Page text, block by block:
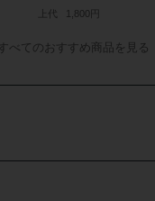
上代
1,800円
すべてのおすすめ商品を見る